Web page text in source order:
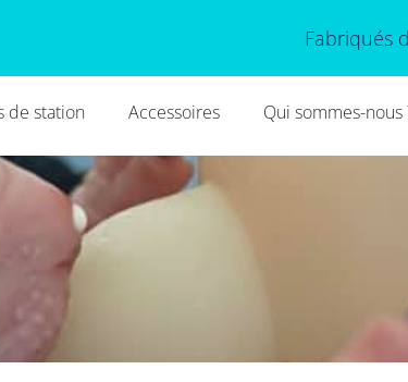
Fabriqués
de station Accessoires Qui sommes-nous